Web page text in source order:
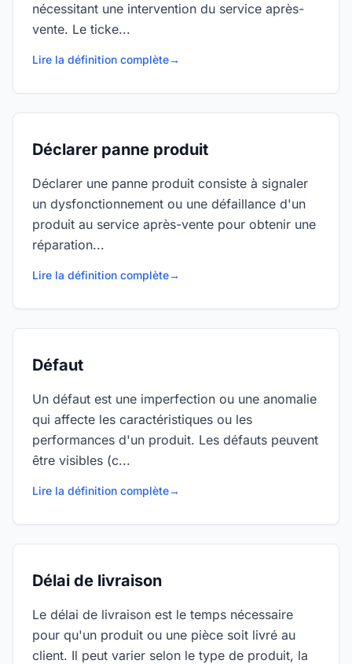
nécessitant une intervention du service après-
vente. Le ticke...
Lire la définition complète→
Déclarer panne produit
Déclarer une panne produit consiste à signaler
un dysfonctionnement ou une défaillance d'un
produit au service après-vente pour obtenir une
réparation...
Lire la définition complète→
Défaut
Un défaut est une imperfection ou une anomalie
qui affecte les caractéristiques ou les
performances d'un produit. Les défauts peuvent
être visibles (c...
Lire la définition complète→
Délai de livraison
Le délai de livraison est le temps nécessaire
pour qu'un produit ou une pièce soit livré au
client. Il peut varier selon le type de produit, la